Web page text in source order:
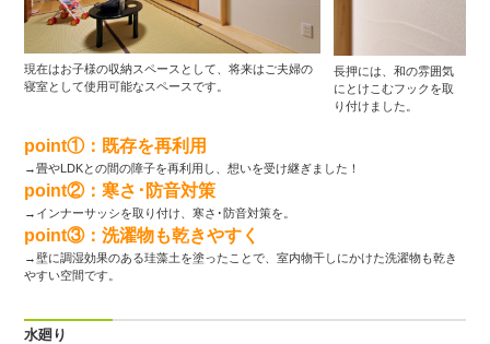
現在はお子様の収納スペースとして、将来はご夫婦の
寝室として使用可能なスペースです。
長押には、和の雰囲気
にとけこむフックを取
り付けました。
point①：既存を再利用
→畳やLDKとの間の障子を再利用し、想いを受け継ぎました！
point②：寒さ･防音対策
→インナーサッシを取り付け、寒さ･防音対策を。
point③：洗濯物も乾きやすく
→壁に調湿効果のある珪藻土を塗ったことで、室内物干しにかけた洗濯物も乾き
やすい空間です。
水廻り